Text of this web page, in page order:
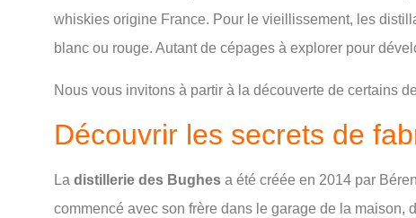
whiskies origine France. Pour le vieillissement, les
blanc ou rouge. Autant de cépages à explorer pour
Nous vous invitons à partir à la découverte de certains
Découvrir les secrets de
La distillerie des Bughes a été créée en 2014 par
commencé avec son frère dans le garage de la maison,